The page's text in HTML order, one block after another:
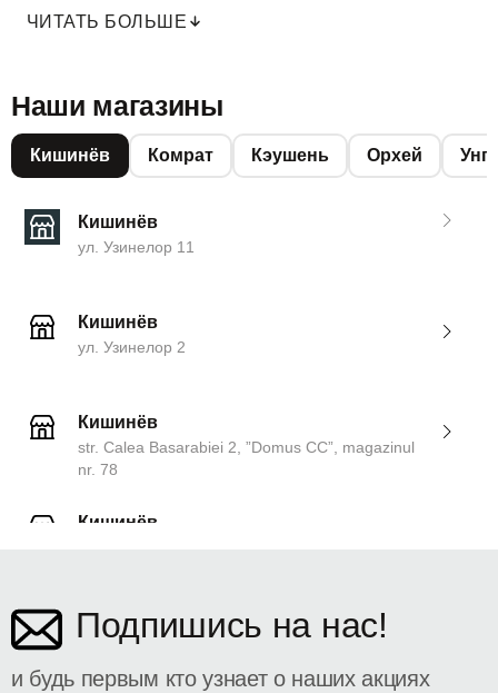
ЧИТАТЬ БОЛЬШЕ
Наши магазины
Кишинёв Комрат Кэушень Орхей
Кишинёв
ул. Узинелор 11
Кишинёв
ул. Узинелор 2
Кишинёв
str. Calea Basarabiei 2, ”Domus CC”, magazinul
nr. 78
Кишинёв
Подпишись на нас!
и будь первым кто узнает о наших акциях